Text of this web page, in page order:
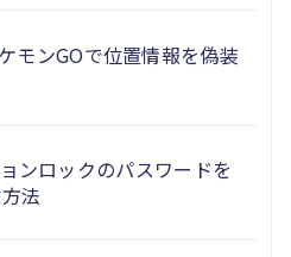
モンGOで位置情報を偽装
ンロックのパスワードを
法